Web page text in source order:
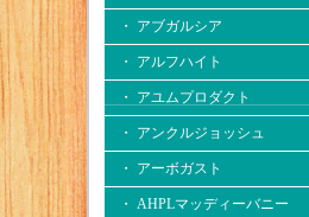
・ アブガルシア
・ アルフハイト
・ アユムプロダクト
・ アンクルジョッシュ
・ アーボガスト
・ AHPLマッディーバニー